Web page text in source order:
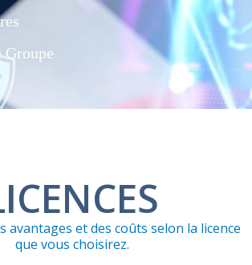
avantages et des coûts selon la licence
que vous choisirez.